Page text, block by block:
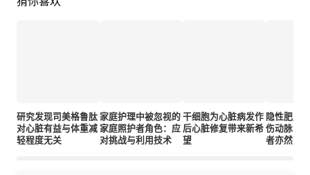
研究发现司美格鲁肽
对心脏有益与体重减
轻程度无关
家庭护理中被忽视的
家庭照护者角色：应
对挑战与利用技术
干细胞为心脏病发作
后心脏修复带来新希
望
隐性肥胖
伤动脉 即
者亦然